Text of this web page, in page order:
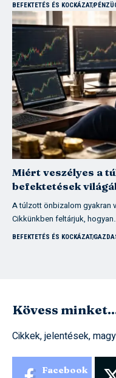
BEFEKTETÉS ÉS KOCKÁZAT
Miért veszélyes a
befektetések
A túlzott önbizalom gyakran
Cikkünkben feltárjuk,
BEFEKTETÉS ÉS KOCKÁZAT
Kövess
Cikkek, jelentések,
Facebook